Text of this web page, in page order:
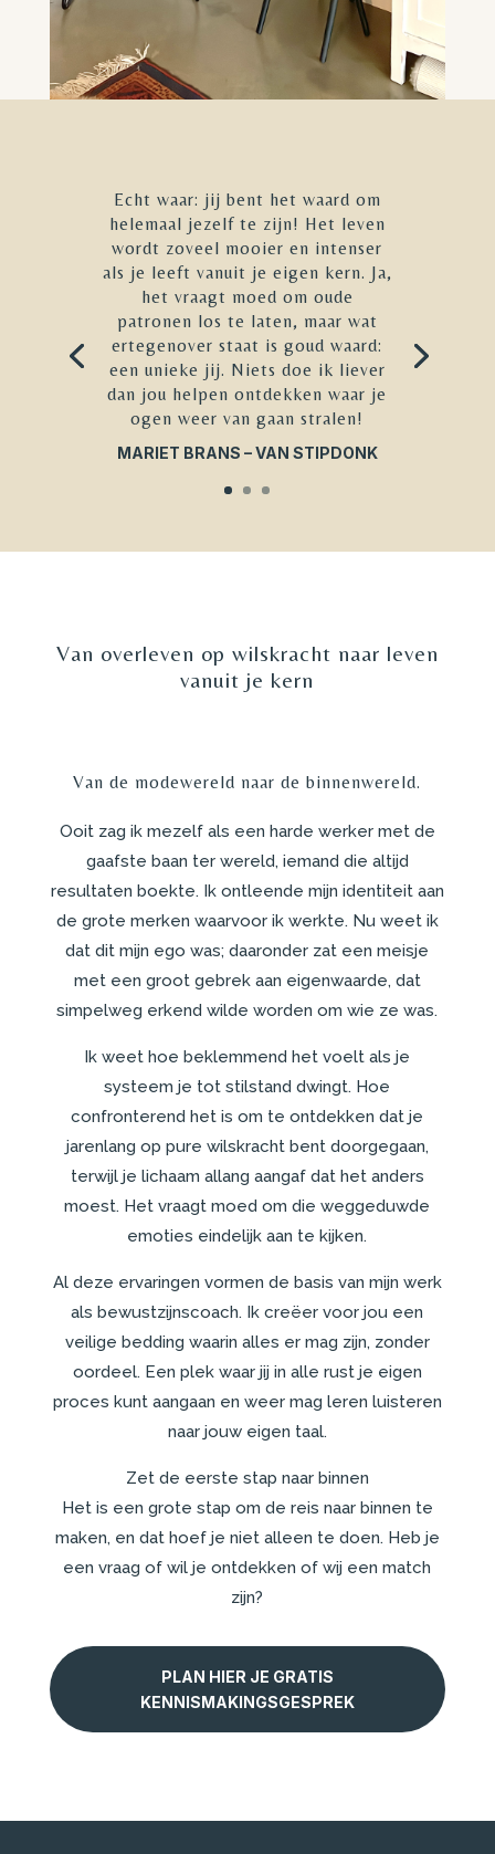
Echt waar: jij bent het waard om
helemaal jezelf te zijn! Het leven
wordt zoveel mooier en intenser
als je leeft vanuit je eigen kern. Ja,
het vraagt moed om oude
patronen los te laten, maar wat
ertegenover staat is goud waard:
een unieke jij. Niets doe ik liever
dan jou helpen ontdekken waar je
ogen weer van gaan stralen!
MARIET BRANS – VAN STIPDONK
Van overleven op wilskracht naar leven
vanuit je kern
Van de modewereld naar de binnenwereld.
Ooit zag ik mezelf als een harde werker met de
gaafste baan ter wereld, iemand die altijd
resultaten boekte. Ik ontleende mijn identiteit aan
de grote merken waarvoor ik werkte. Nu weet ik
dat dit mijn ego was; daaronder zat een meisje
met een groot gebrek aan eigenwaarde, dat
simpelweg erkend wilde worden om wie ze was.
Ik weet hoe beklemmend het voelt als je
systeem je tot stilstand dwingt. Hoe
confronterend het is om te ontdekken dat je
jarenlang op pure wilskracht bent doorgegaan,
terwijl je lichaam allang aangaf dat het anders
moest. Het vraagt moed om die weggeduwde
emoties eindelijk aan te kijken.
Al deze ervaringen vormen de basis van mijn werk
als bewustzijnscoach. Ik creëer voor jou een
veilige bedding waarin alles er mag zijn, zonder
oordeel. Een plek waar jij in alle rust je eigen
proces kunt aangaan en weer mag leren luisteren
naar jouw eigen taal.
Zet de eerste stap naar binnen
Het is een grote stap om de reis naar binnen te
maken, en dat hoef je niet alleen te doen. Heb je
een vraag of wil je ontdekken of wij een match
zijn?
PLAN HIER JE GRATIS
KENNISMAKINGSGESPREK